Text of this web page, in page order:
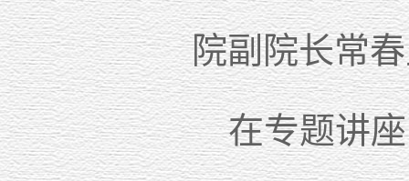
院副院长常
在专题讲